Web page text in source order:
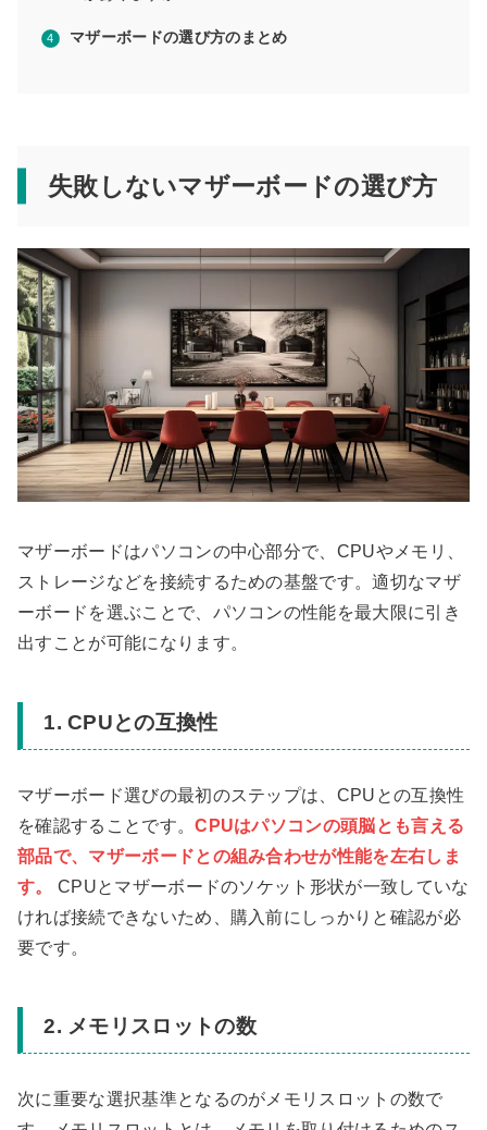
マザーボードの選び方のまとめ
失敗しないマザーボードの選び方
マザーボードはパソコンの中心部分で、CPUやメモリ、
ストレージなどを接続するための基盤です。適切なマザ
ーボードを選ぶことで、パソコンの性能を最大限に引き
出すことが可能になります。
1. CPUとの互換性
マザーボード選びの最初のステップは、CPUとの互換性
を確認することです。CPUはパソコンの頭脳とも言える
部品で、マザーボードとの組み合わせが性能を左右しま
す。
CPUとマザーボードのソケット形状が一致していな
ければ接続できないため、購入前にしっかりと確認が必
要です。
2. メモリスロットの数
次に重要な選択基準となるのがメモリスロットの数で